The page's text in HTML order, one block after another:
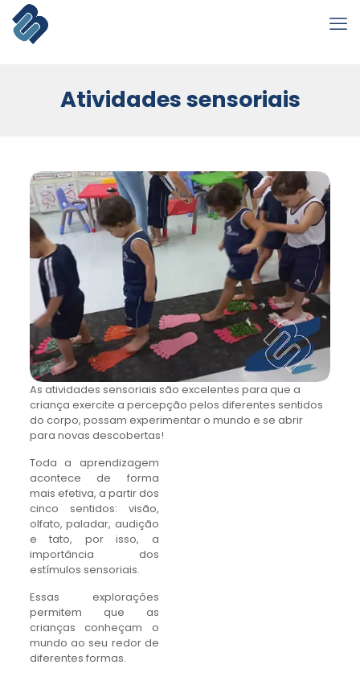
Atividades sensoriais
As atividades sensoriais são excelentes para que a
criança exercite a percepção pelos diferentes sentidos
do corpo, possam experimentar o mundo e se abrir
para novas descobertas!
Toda a aprendizagem
acontece de forma
mais efetiva, a partir dos
cinco sentidos: visão,
olfato, paladar, audição
e tato, por isso, a
importância dos
estímulos sensoriais.
Essas explorações
permitem que as
crianças conheçam o
mundo ao seu redor de
diferentes formas.